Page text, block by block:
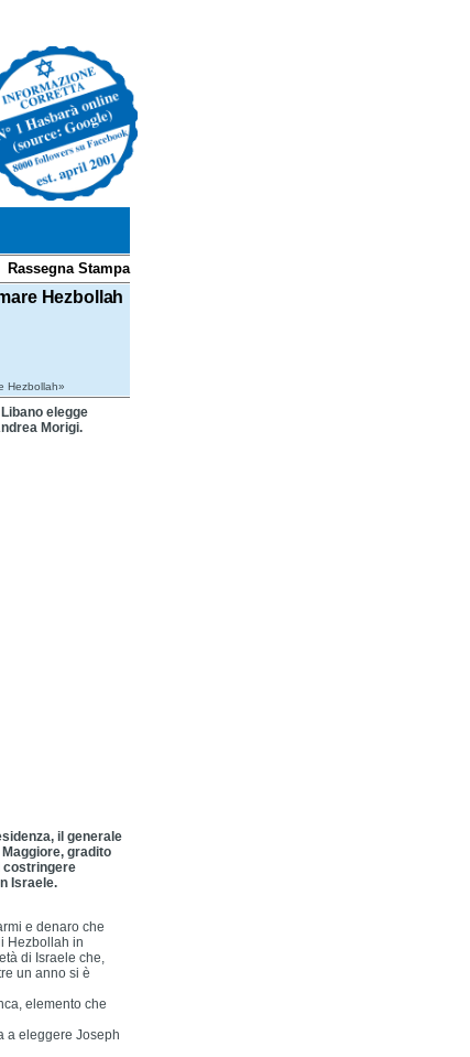
Rassegna Stampa
Hezbollah
Hezbollah»
elegge
Morigi.
il generale
gradito
costringere
Israele.
e denaro che
Hezbollah in
di Israele che,
un anno si è
elemento che
a eleggere Joseph